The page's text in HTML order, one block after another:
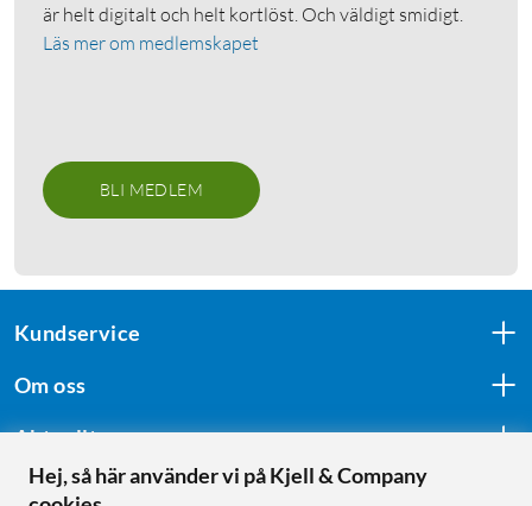
är helt digitalt och helt kortlöst. Och väldigt smidigt.
Läs mer om medlemskapet
BLI MEDLEM
Kundservice
Om oss
Aktuellt
Hej, så här använder vi på Kjell & Company